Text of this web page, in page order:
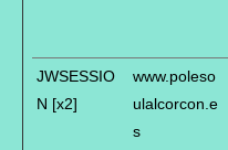
JWSESSIO
N [x2]
www.poleso
ulalcorcon.e
s